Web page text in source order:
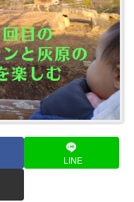
LINE